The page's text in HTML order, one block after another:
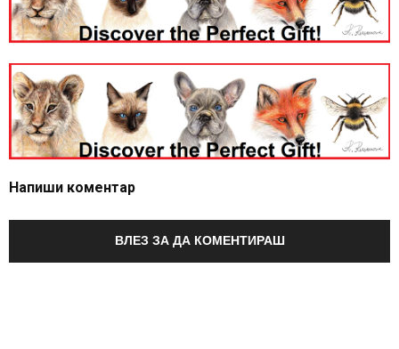
Напиши коментар
ВЛЕЗ ЗА ДА КОМЕНТИРАШ